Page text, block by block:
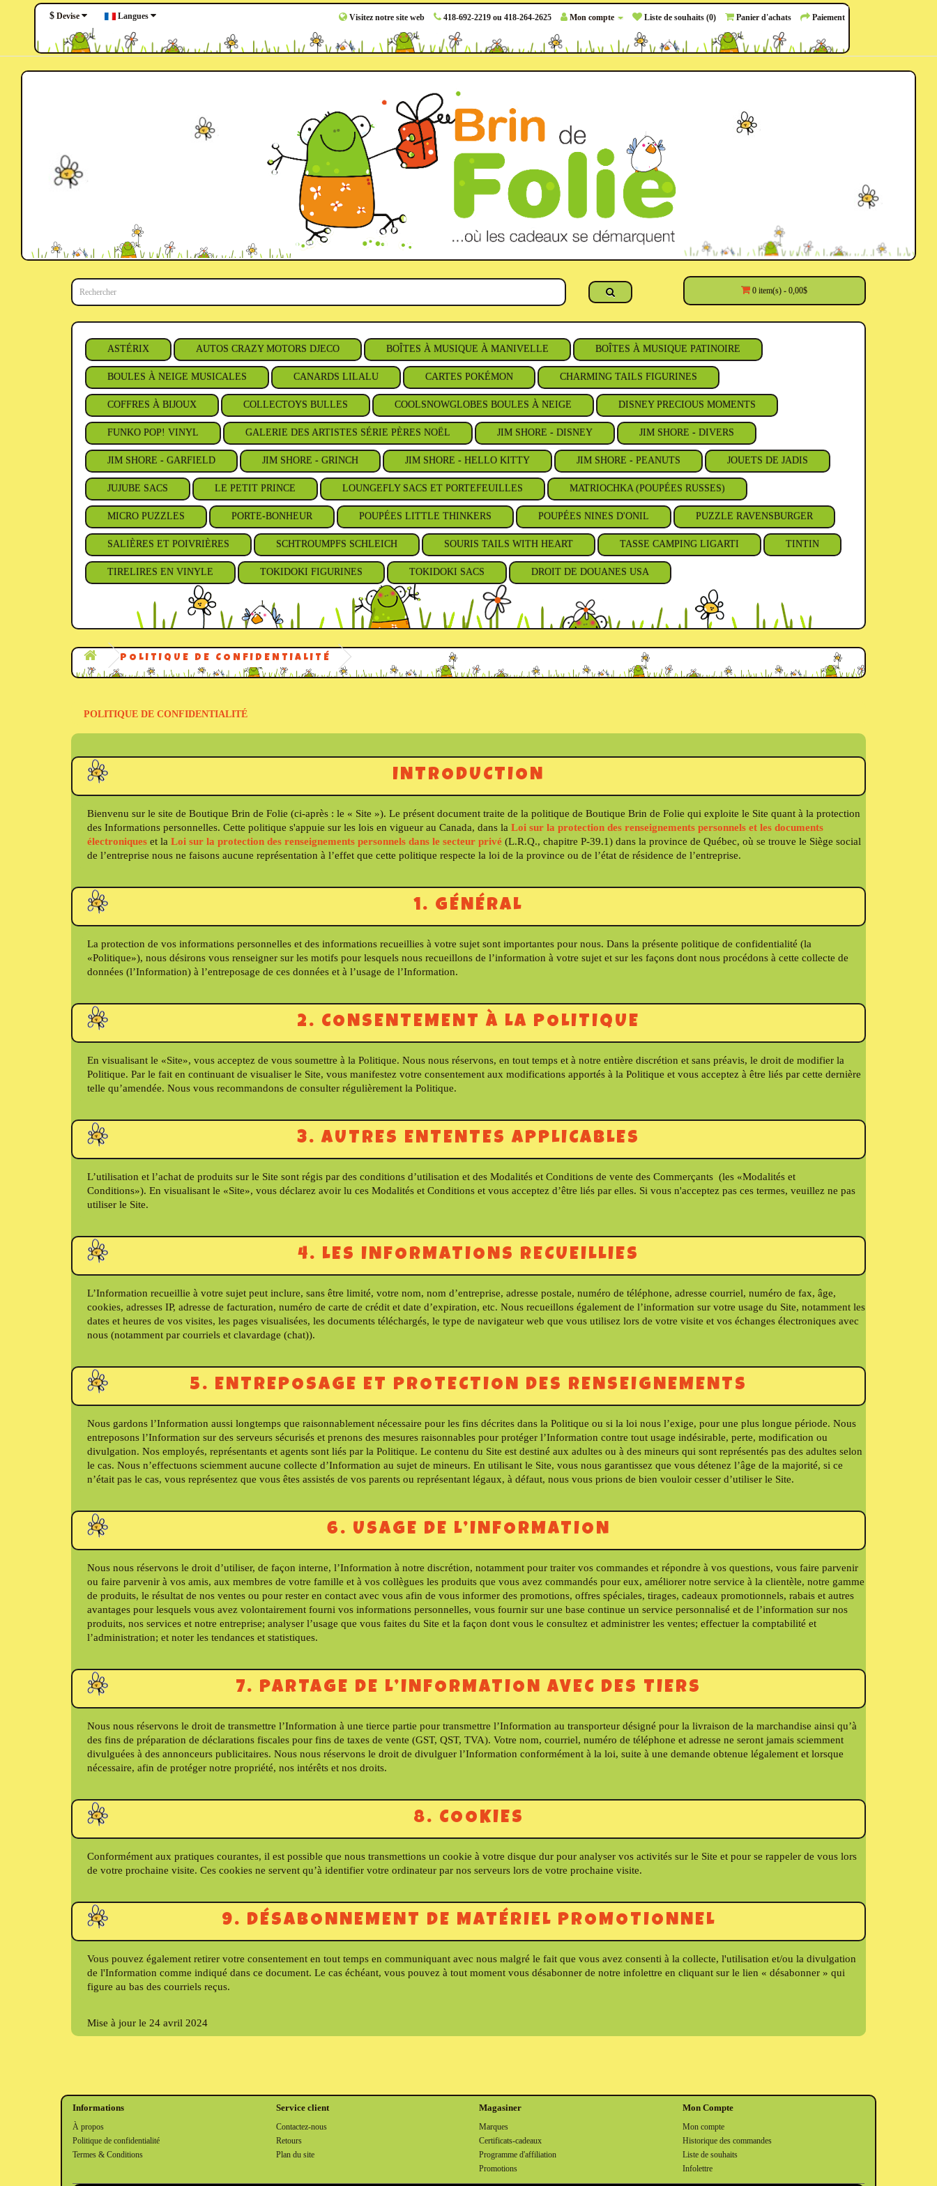
$ Devise Langues Visitez notre site web 418-692-2219 ou 418-264-2625 Mon compte Liste de souhaits (0) Panier d'achats Paiement
0 item(s) - 0,00$
ASTÉRIX AUTOS CRAZY MOTORS DJECO BOÎTES À MUSIQUE À MANIVELLE BOÎTES À MUSIQUE PATINOIRE
BOULES À NEIGE MUSICALES CANARDS LILALU CARTES POKÉMON CHARMING TAILS FIGURINES
COFFRES À BIJOUX COLLECTOYS BULLES COOLSNOWGLOBES BOULES À NEIGE DISNEY PRECIOUS MOMENTS
FUNKO POP! VINYL GALERIE DES ARTISTES SÉRIE PÈRES NOËL JIM SHORE - DISNEY JIM SHORE - DIVERS
JIM SHORE - GARFIELD JIM SHORE - GRINCH JIM SHORE - HELLO KITTY JIM SHORE - PEANUTS JOUETS DE JADIS
JUJUBE SACS LE PETIT PRINCE LOUNGEFLY SACS ET PORTEFEUILLES MATRIOCHKA (POUPÉES RUSSES)
MICRO PUZZLES PORTE-BONHEUR POUPÉES LITTLE THINKERS POUPÉES NINES D'ONIL PUZZLE RAVENSBURGER
SALIÈRES ET POIVRIÈRES SCHTROUMPFS SCHLEICH SOURIS TAILS WITH HEART TASSE CAMPING LIGARTI TINTIN
TIRELIRES EN VINYLE TOKIDOKI FIGURINES TOKIDOKI SACS DROIT DE DOUANES USA
POLITIQUE DE CONFIDENTIALITÉ
POLITIQUE DE CONFIDENTIALITÉ
INTRODUCTION
Bienvenu sur le site de Boutique Brin de Folie (ci-après : le « Site »). Le présent document traite de la politique de Boutique Brin de Folie qui exploite le Site quant à la protection
des Informations personnelles. Cette politique s'appuie sur les lois en vigueur au Canada, dans la Loi sur la protection des renseignements personnels et les documents
électroniques et la Loi sur la protection des renseignements personnels dans le secteur privé (L.R.Q., chapitre P-39.1) dans la province de Québec, où se trouve le Siège social
de l’entreprise nous ne faisons aucune représentation à l’effet que cette politique respecte la loi de la province ou de l’état de résidence de l’entreprise.
1. GÉNÉRAL
La protection de vos informations personnelles et des informations recueillies à votre sujet sont importantes pour nous. Dans la présente politique de confidentialité (la
«Politique»), nous désirons vous renseigner sur les motifs pour lesquels nous recueillons de l’information à votre sujet et sur les façons dont nous procédons à cette collecte de
données (l’Information) à l’entreposage de ces données et à l’usage de l’Information.
2. CONSENTEMENT À LA POLITIQUE
En visualisant le «Site», vous acceptez de vous soumettre à la Politique. Nous nous réservons, en tout temps et à notre entière discrétion et sans préavis, le droit de modifier la
Politique. Par le fait en continuant de visualiser le Site, vous manifestez votre consentement aux modifications apportés à la Politique et vous acceptez à être liés par cette dernière
telle qu’amendée. Nous vous recommandons de consulter régulièrement la Politique.
3. AUTRES ENTENTES APPLICABLES
L’utilisation et l’achat de produits sur le Site sont régis par des conditions d’utilisation et des Modalités et Conditions de vente des Commerçants (les «Modalités et
Conditions»). En visualisant le «Site», vous déclarez avoir lu ces Modalités et Conditions et vous acceptez d’être liés par elles. Si vous n'acceptez pas ces termes, veuillez ne pas
utiliser le Site.
4. LES INFORMATIONS RECUEILLIES
L’Information recueillie à votre sujet peut inclure, sans être limité, votre nom, nom d’entreprise, adresse postale, numéro de téléphone, adresse courriel, numéro de fax, âge,
cookies, adresses IP, adresse de facturation, numéro de carte de crédit et date d’expiration, etc. Nous recueillons également de l’information sur votre usage du Site, notamment les
dates et heures de vos visites, les pages visualisées, les documents téléchargés, le type de navigateur web que vous utilisez lors de votre visite et vos échanges électroniques avec
nous (notamment par courriels et clavardage (chat)).
5. ENTREPOSAGE ET PROTECTION DES RENSEIGNEMENTS
Nous gardons l’Information aussi longtemps que raisonnablement nécessaire pour les fins décrites dans la Politique ou si la loi nous l’exige, pour une plus longue période. Nous
entreposons l’Information sur des serveurs sécurisés et prenons des mesures raisonnables pour protéger l’Information contre tout usage indésirable, perte, modification ou
divulgation. Nos employés, représentants et agents sont liés par la Politique. Le contenu du Site est destiné aux adultes ou à des mineurs qui sont représentés pas des adultes selon
le cas. Nous n’effectuons sciemment aucune collecte d’Information au sujet de mineurs. En utilisant le Site, vous nous garantissez que vous détenez l’âge de la majorité, si ce
n’était pas le cas, vous représentez que vous êtes assistés de vos parents ou représentant légaux, à défaut, nous vous prions de bien vouloir cesser d’utiliser le Site.
6. USAGE DE L’INFORMATION
Nous nous réservons le droit d’utiliser, de façon interne, l’Information à notre discrétion, notamment pour traiter vos commandes et répondre à vos questions, vous faire parvenir
ou faire parvenir à vos amis, aux membres de votre famille et à vos collègues les produits que vous avez commandés pour eux, améliorer notre service à la clientèle, notre gamme
de produits, le résultat de nos ventes ou pour rester en contact avec vous afin de vous informer des promotions, offres spéciales, tirages, cadeaux promotionnels, rabais et autres
avantages pour lesquels vous avez volontairement fourni vos informations personnelles, vous fournir sur une base continue un service personnalisé et de l’information sur nos
produits, nos services et notre entreprise; analyser l’usage que vous faites du Site et la façon dont vous le consultez et administrer les ventes; effectuer la comptabilité et
l’administration; et noter les tendances et statistiques.
7. PARTAGE DE L’INFORMATION AVEC DES TIERS
Nous nous réservons le droit de transmettre l’Information à une tierce partie pour transmettre l’Information au transporteur désigné pour la livraison de la marchandise ainsi qu’à
des fins de préparation de déclarations fiscales pour fins de taxes de vente (GST, QST, TVA). Votre nom, courriel, numéro de téléphone et adresse ne seront jamais sciemment
divulguées à des annonceurs publicitaires. Nous nous réservons le droit de divulguer l’Information conformément à la loi, suite à une demande obtenue légalement et lorsque
nécessaire, afin de protéger notre propriété, nos intérêts et nos droits.
8. COOKIES
Conformément aux pratiques courantes, il est possible que nous transmettions un cookie à votre disque dur pour analyser vos activités sur le Site et pour se rappeler de vous lors
de votre prochaine visite. Ces cookies ne servent qu’à identifier votre ordinateur par nos serveurs lors de votre prochaine visite.
9. DÉSABONNEMENT DE MATÉRIEL PROMOTIONNEL
Vous pouvez également retirer votre consentement en tout temps en communiquant avec nous malgré le fait que vous avez consenti à la collecte, l'utilisation et/ou la divulgation
de l'Information comme indiqué dans ce document. Le cas échéant, vous pouvez à tout moment vous désabonner de notre infolettre en cliquant sur le lien « désabonner » qui
figure au bas des courriels reçus.
Mise à jour le 24 avril 2024
Informations
À propos
Politique de confidentialité
Termes & Conditions
Service client
Contactez-nous
Retours
Plan du site
Magasiner
Marques
Certificats-cadeaux
Programme d'affiliation
Promotions
Mon Compte
Mon compte
Historique des commandes
Liste de souhaits
Infolettre